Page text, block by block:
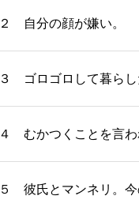
２ 自分の顔が嫌い。
３ ゴロゴロして暮らし
４ むかつくことを言わ
５ 彼氏とマンネリ。今